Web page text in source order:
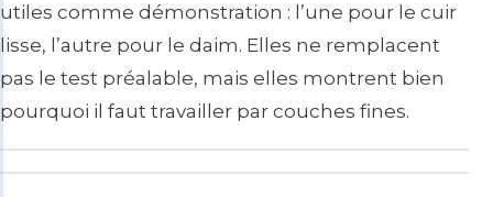
utiles comme démonstration : l’une pour le cuir
lisse, l’autre pour le daim. Elles ne remplacent
pas le test préalable, mais elles montrent bien
pourquoi il faut travailler par couches fines.